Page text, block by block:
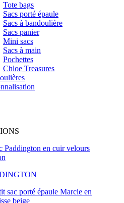
Tote bags
Sacs porté épaule
Sacs à bandoulière
Sacs panier
Mini sacs
Sacs à main
Pochettes
Chloe Treasures